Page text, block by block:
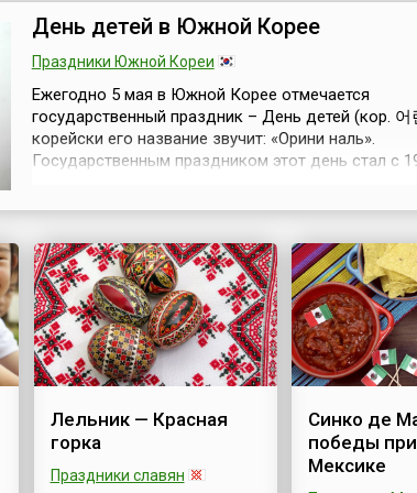
годовщины освобождения
страны от фашистской
оккупации в 1945 году во
войны (1939-1945).5 мая
1945 года в здании
гостиницы «Мир» в
голландском городе
войск на территории
Нидерландов. В честь...
уличными
ходулях,
харчевни
подлинную
ленточками,
Зеленого
День детей в Южной Корее
Праздники Южной Кореи
Ежегодно 5 мая в Южной Корее отмечается
государственный праздник – День детей (кор.
корейски его название звучит: «Орини наль».
Государственным праздником этот день стал с
праздник стал с 1975 года.В этот день во всех...
Лельник — Красная
горка
Праздники славян
Синко де
победы
Мексике